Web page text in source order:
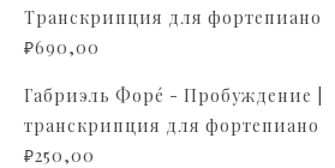
Транскрипция для фортепиано
₽690,00
Габриэль Форé - Пробуждение |
транскрипция для фортепиано
₽250,00